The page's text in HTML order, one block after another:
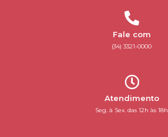
Fale com
(34) 3321-0000
Atendimento
Seg. à Sex. das 12h às 18h